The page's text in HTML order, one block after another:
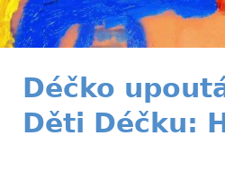
Déčko
Děti Déčku: